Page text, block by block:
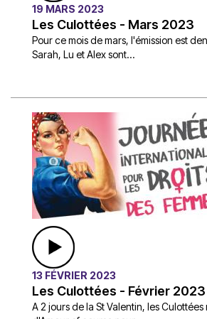
19 MARS 2023
Les Culottées - Mars 2023
Pour ce mois de mars, l'émission est
Sarah, Lu et Alex sont...
13 FÉVRIER 2023
Les Culottées - Février 2023
A 2 jours de la St Valentin, les